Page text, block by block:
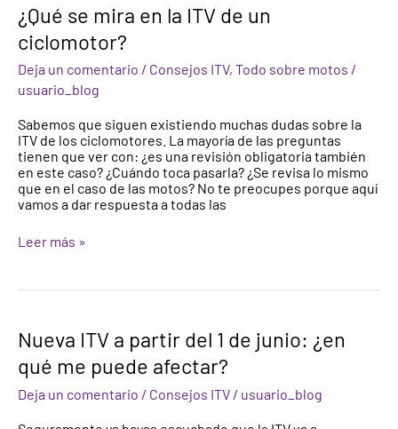
¿Qué se mira en la ITV de un
ciclomotor?
Deja un comentario / Consejos ITV, Todo sobre motos /
usuario_blog
Sabemos que siguen existiendo muchas dudas sobre la
ITV de los ciclomotores. La mayoría de las preguntas
tienen que ver con: ¿es una revisión obligatoria también
en este caso? ¿Cuándo toca pasarla? ¿Se revisa lo mismo
que en el caso de las motos? No te preocupes porque aquí
vamos a dar respuesta a todas las
Leer más »
Nueva ITV a partir del 1 de junio: ¿en
qué me puede afectar?
Deja un comentario / Consejos ITV / usuario_blog
Nueva
ITV
a
partir
del